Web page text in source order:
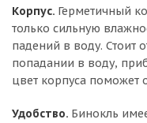
Корпус. Герметичный
только сильную
падений в воду. Стоит
попадании в воду,
цвет корпуса поможет
Удобство. Бинокль